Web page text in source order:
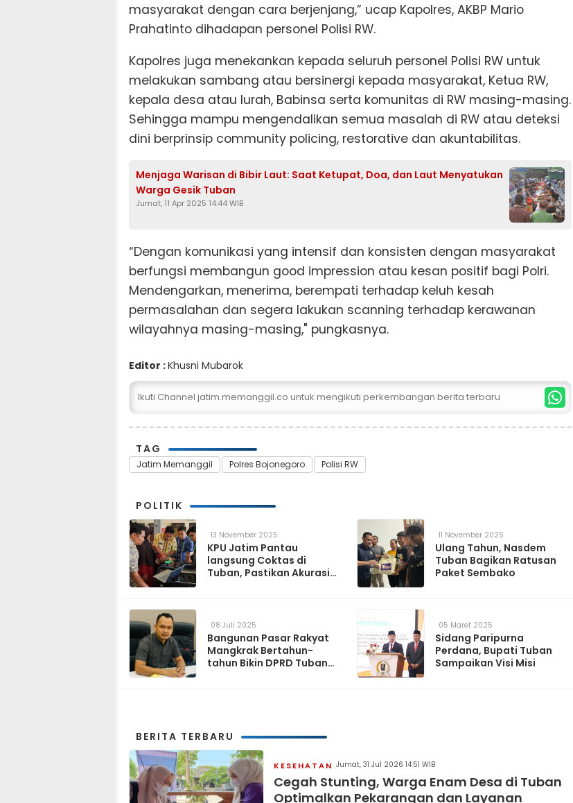
masyarakat dengan cara berjenjang,” ucap Kapolres, AKBP Mario
Prahatinto dihadapan personel Polisi RW.
Kapolres juga menekankan kepada seluruh personel Polisi RW untuk
melakukan sambang atau bersinergi kepada masyarakat, Ketua RW,
kepala desa atau lurah, Babinsa serta komunitas di RW masing-masing.
Sehingga mampu mengendalikan semua masalah di RW atau deteksi
dini berprinsip community policing, restorative dan akuntabilitas.
Menjaga Warisan di Bibir Laut: Saat Ketupat, Doa, dan Laut Menyatukan
Warga Gesik Tuban
Jumat, 11 Apr 2025 14:44 WIB
“Dengan komunikasi yang intensif dan konsisten dengan masyarakat
berfungsi membangun good impression atau kesan positif bagi Polri.
Mendengarkan, menerima, berempati terhadap keluh kesah
permasalahan dan segera lakukan scanning terhadap kerawanan
wilayahnya masing-masing," pungkasnya.
Editor :Khusni Mubarok
Ikuti Channel jatim.memanggil.co untuk mengikuti perkembangan berita terbaru
TAG
Jatim Memanggil Polres Bojonegoro Polisi RW
POLITIK
13 November 2025
KPU Jatim Pantau
langsung Coktas di
Tuban, Pastikan Akurasi
11 November 2025
Ulang Tahun, Nasdem
Tuban Bagikan Ratusan
Paket Sembako
08 Juli 2025
Bangunan Pasar Rakyat
Mangkrak Bertahun-
tahun Bikin DPRD Tuban
05 Maret 2025
Sidang Paripurna
Perdana, Bupati Tuban
Sampaikan Visi Misi
BERITA TERBARU
KESEHATAN Jumat, 31 Jul 2026 14:51 WIB
Cegah Stunting, Warga Enam Desa di Tuban
Optimalkan Pekarangan dan Layanan